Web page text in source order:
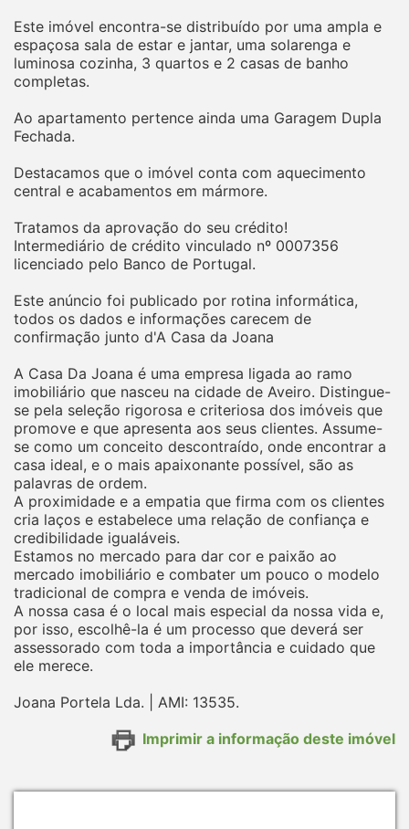
Este imóvel encontra-se distribuído por uma ampla e
espaçosa sala de estar e jantar, uma solarenga e
luminosa cozinha, 3 quartos e 2 casas de banho
completas.
Ao apartamento pertence ainda uma Garagem Dupla
Fechada.
Destacamos que o imóvel conta com aquecimento
central e acabamentos em mármore.
Tratamos da aprovação do seu crédito!
Intermediário de crédito vinculado nº 0007356
licenciado pelo Banco de Portugal.
Este anúncio foi publicado por rotina informática,
todos os dados e informações carecem de
confirmação junto d'A Casa da Joana
A Casa Da Joana é uma empresa ligada ao ramo
imobiliário que nasceu na cidade de Aveiro. Distingue-
se pela seleção rigorosa e criteriosa dos imóveis que
promove e que apresenta aos seus clientes. Assume-
se como um conceito descontraído, onde encontrar a
casa ideal, e o mais apaixonante possível, são as
palavras de ordem.
A proximidade e a empatia que firma com os clientes
cria laços e estabelece uma relação de confiança e
credibilidade igualáveis.
Estamos no mercado para dar cor e paixão ao
mercado imobiliário e combater um pouco o modelo
tradicional de compra e venda de imóveis.
A nossa casa é o local mais especial da nossa vida e,
por isso, escolhê-la é um processo que deverá ser
assessorado com toda a importância e cuidado que
ele merece.
Joana Portela Lda. | AMI: 13535.
Imprimir a informação deste imóvel